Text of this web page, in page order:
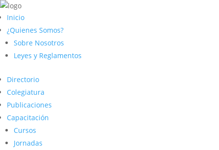
Inicio
¿Quienes Somos?
Sobre Nosotros
Leyes y Reglamentos
Directorio
Colegiatura
Publicaciones
Capacitación
Cursos
Jornadas